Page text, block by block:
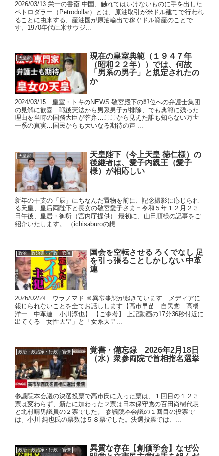
2026/03/13 栄一の書斎 中国、触れてはいけないものに手を出した
ペトロダラー（Petrodollar）とは、原油取引が米ドル建てで行われ
ることに由来する、産油国が原油輸出で稼ぐドル資産のことで
す。1970年代に米サウジ...
天皇家
現在の皇室典範（１９４７年
（昭和２２年））では、何故
「男系の男子」と規定されたの
か
2024/03/15 皇室・トキのNEWS 敬宮殿下の即位への弁護士集団
の見解に歓喜…戦後憲法から男系男子が排除、でも典範に残った
理由を当時の国務大臣が答弁…ここから見えた誰も知らない万世
一系の真実…国民からも大いなる期待の声 ...
天皇家
天皇陛下（今上天皇 徳仁様）の
後継者は、愛子内親王（愛子
様）が相応しい
新年の干支の「辰」にちなんだ置物を前に、記念撮影に応じられ
る天皇、皇后両陛下と長女の敬宮愛子さま＝令和５年１２月２３
日午後、皇居・御所（宮内庁提供） 最初に、山田順様の記事をご
紹介いたします。 （ichisaburoの想...
政治・政治家・行政・官僚
国会を空転させる ろくでなし 足
を引っ張ることしかしない 中革
連
2026/02/24 ウラノマド ※異常事態が起きています…メディアに
報じられないことを全てお話しします【高市早苗 自民党 高橋
洋一 中革連 小川淳也】 【ご参考】 上記動画の17分36秒付近に
出てくる「女性天皇」と「女系天皇...
政治・政治家・行政・官僚
覚書・備忘録 2026年2月18日
（水）衆参両院で首相指名選挙
参議院本会議の決選投票で高市氏に入った票は、１回目の１２３
票は変わらず、新たに加わった２票は日本保守党の百田尚樹代表
と北村晴男議員の２票でした。 参議院本会議の１回目の投票で
は、小川 純也氏の票数は５８票でした。決選投票では、...
政治・政治家・行政・官僚
異質な存在【創価学会】なぜ公